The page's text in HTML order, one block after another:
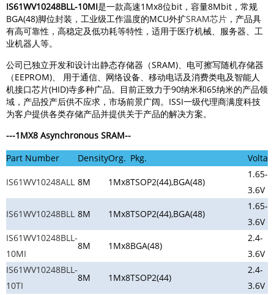
IS61WV10248BLL-10MI是一款高速1Mx8位bit，容量8Mbit， 常规
BGA(48)脚位封装，工业级工作温度的MCU外扩SRAM芯片 ，产品具
有高可靠性，高稳定及低功耗等特性，适用于医疗机械、服务器、工
业机器人等。
公司已独立开发和设计出静态存储器（SRAM)、电可擦写随机存储器
（EEPROM)、 用于通信、网络设备、移动电话及消费类电及智能人
机接口芯片(HID)寺多种广品。目前正致力于90纳米和65纳米的产品领
域，产品投产后供不应求，市场前景广阔。ISSI一级代理商满度科技
为客户提供各类存储产品并提供关于产品的解决方案。
---1MX8 Asynchronous SRAM--
Part Number
DensityOrg. Pkg.
IS61WV10248ALL 8M 1Mx8TSOP2(44),BGA(48)
1.65-
3.6V
IS61WV10248BLL 8M 1Mx8TSOP2(44),BGA(48)
1.65-
3.6V
IS61WV10248BLL-
10MI
8M 1Mx8BGA(48)
2.4-
3.6V
IS61WV10248BLL-
10TI
8M 1Mx8TSOP2(44)
2.4-
3.6V